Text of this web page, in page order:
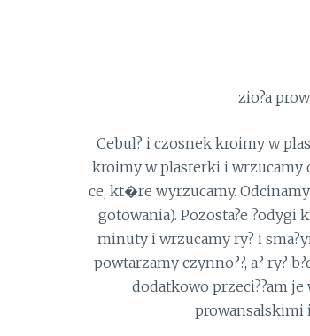
zio?a
Cebul? i czosnek kroimy w
kroimy w plasterki i wrzucamy
ce, kt�re wyrzucamy.
gotowania). Pozosta?e
minuty i wrzucamy ry? i
powtarzamy czynno??, a? ry?
dodatkowo przeci??am
prowansalskimi